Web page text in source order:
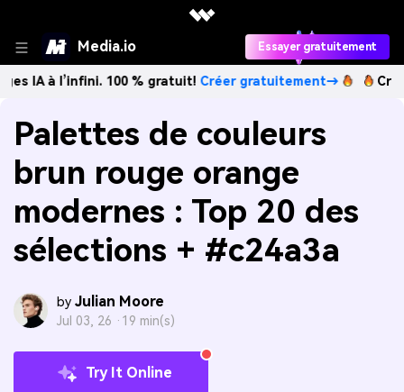
Media.io Essayer gratuitement
100 % gratuit!Créer gratuitement→ Créez des
Palettes de couleurs
brun rouge orange
modernes : Top 20 des
sélections + #c24a3a
by Julian Moore
Jul 03, 26 · 19 min(s)
Try It Online